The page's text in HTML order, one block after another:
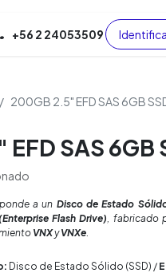
Tienda Cursos
+56 2 24053509
200GB 2.5" EFD SAS 6GB
SAS 6GB
a un Disco de Estado
Flash Drive), fabricado
VNXyVNXe.
Disco de Estado Sólido (SSD) /